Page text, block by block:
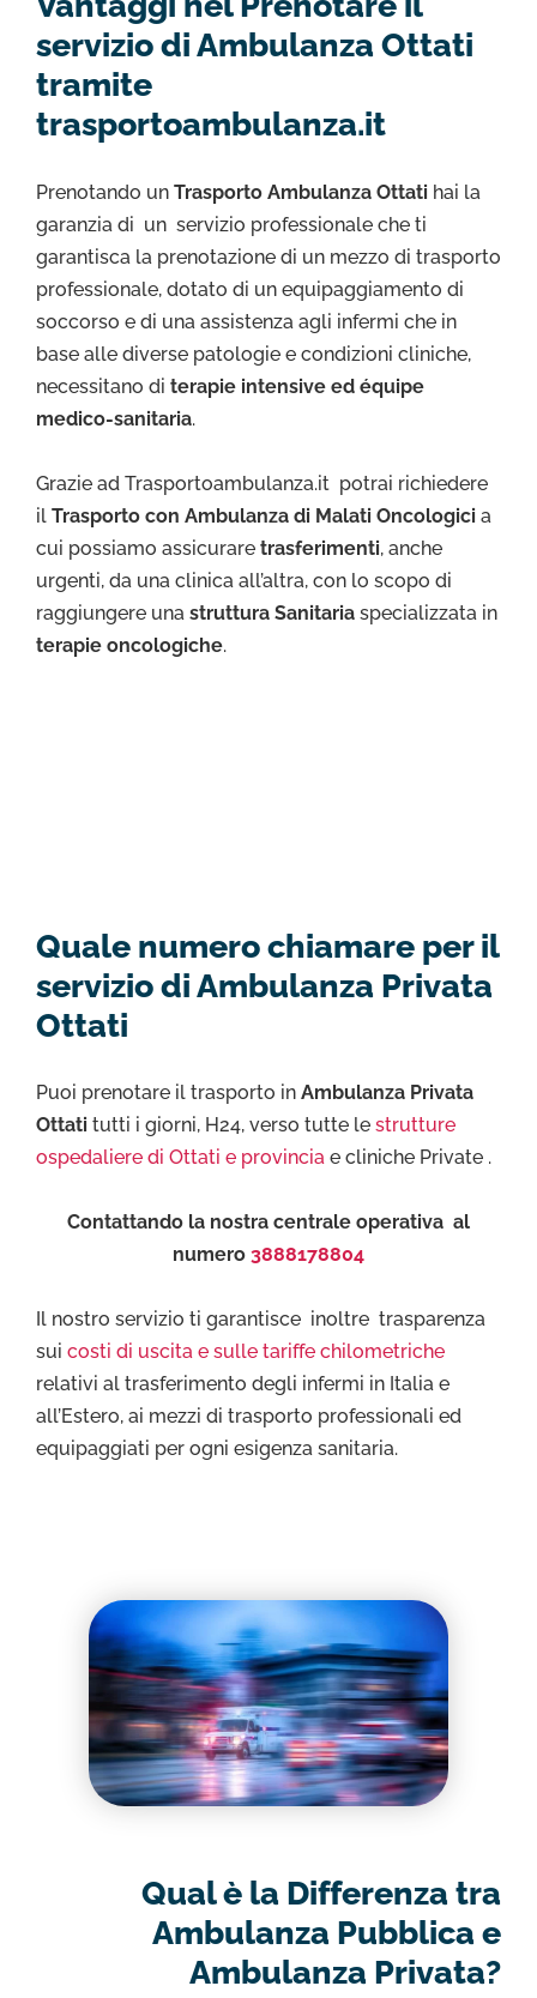
servizio di Ambulanza Ottati
tramite
trasportoambulanza.it
Prenotando un Trasporto Ambulanza Ottati hai la
garanzia di un servizio professionale che ti
garantisca la prenotazione di un mezzo di trasporto
professionale, dotato di un equipaggiamento di
soccorso e di una assistenza agli infermi che in
base alle diverse patologie e condizioni cliniche,
necessitano di terapie intensive ed équipe
medico-sanitaria.
Grazie ad Trasportoambulanza.it potrai richiedere
il Trasporto con Ambulanza di Malati Oncologici a
cui possiamo assicurare trasferimenti, anche
urgenti, da una clinica all’altra, con lo scopo di
raggiungere una struttura Sanitaria specializzata in
terapie oncologiche.
Quale numero chiamare per il
servizio di Ambulanza Privata
Ottati
Puoi prenotare il trasporto in Ambulanza Privata
Ottati tutti i giorni, H24, verso tutte le strutture
ospedaliere di Ottati e provincia e cliniche Private .
Contattando la nostra centrale operativa al
numero 3888178804
Il nostro servizio ti garantisce inoltre trasparenza
sui costi di uscita e sulle tariffe chilometriche
relativi al trasferimento degli infermi in Italia e
all’Estero, ai mezzi di trasporto professionali ed
equipaggiati per ogni esigenza sanitaria.
Qual è la Differenza tra
Ambulanza Pubblica e
Ambulanza Privata?